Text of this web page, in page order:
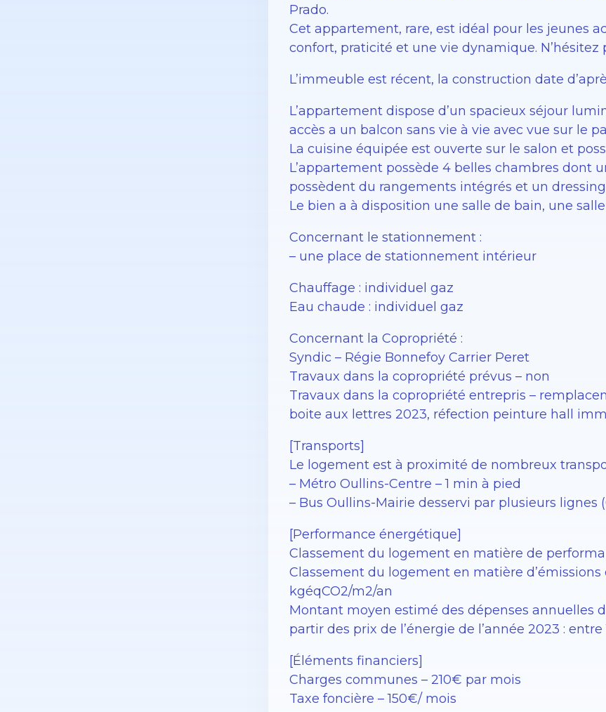
Prado.
Cet appartement, rare, est idéal pour les jeunes
confort, praticité et une vie dynamique.
L’immeuble est récent, la construction date
L’appartement dispose d’un spacieux séjour
accès a un balcon sans vie à vie avec vue sur le
La cuisine équipée est ouverte sur le salon et
L’appartement possède 4 belles chambres dont
possèdent du rangements intégrés et un
Le bien a à disposition une salle de bain, une salle
Concernant le stationnement :
– une place de stationnement intérieur
Chauffage : individuel gaz
Eau chaude : individuel gaz
Concernant la Copropriété :
Syndic – Régie Bonnefoy Carrier Peret
Travaux dans la copropriété prévus – non
Travaux dans la copropriété entrepris –
boite aux lettres 2023, réfection peinture hall
[Transports]
Le logement est à proximité de nombreux
– Métro Oullins-Centre – 1 min à pied
– Bus Oullins-Mairie desservi par plusieurs lignes
[Performance énergétique]
Classement du logement en matière de
Classement du logement en matière d’émissions
kgéqCO2/m2/an
Montant moyen estimé des dépenses annuelles
partir des prix de l’énergie de l’année 2023 :
[Éléments financiers]
Charges communes – 210€ par mois
Taxe foncière – 150€/ mois